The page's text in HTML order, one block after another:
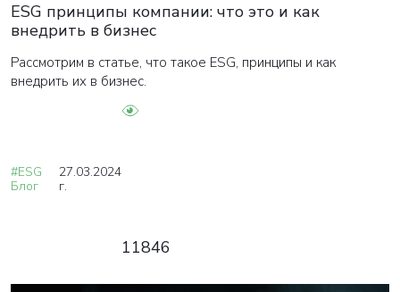
ESG принципы компании: что это и как
внедрить в бизнес
Рассмотрим в статье, что такое ESG, принципы и как
внедрить их в бизнес.
#ESG
Блог
27.03.2024
г.
11846